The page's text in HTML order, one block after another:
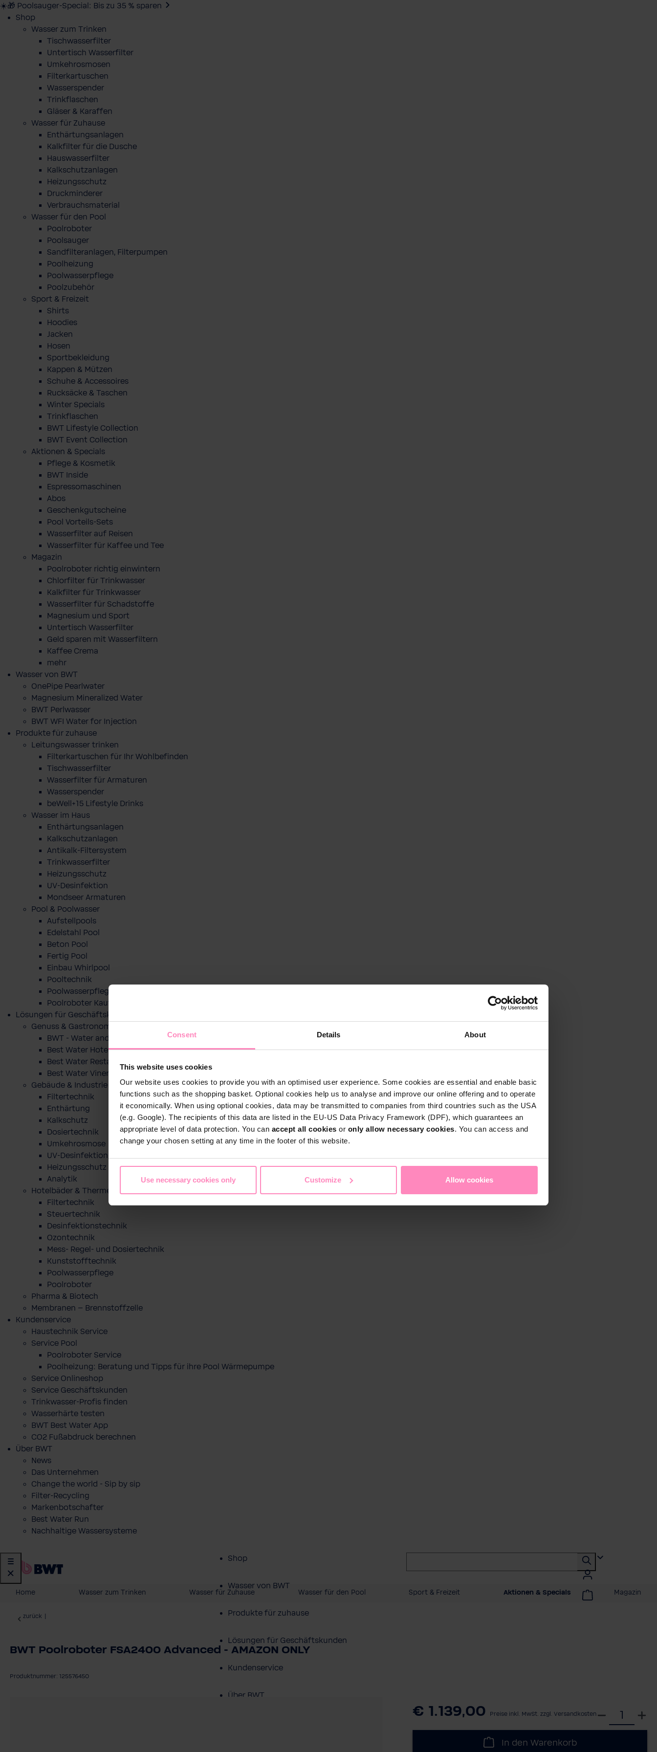
Consent Details About
This website uses cookies
Our website uses cookies to provide you with an optimised user experience. Some cookies are essential and enable basic
functions such as the shopping basket. Optional cookies help us to analyse and improve our online offering and to operate
it economically. When using optional cookies, data may be transmitted to companies from third countries such as the USA
(e.g. Google). The recipients of this data are listed in the EU-US Data Privacy Framework (DPF), which guarantees an
appropriate level of data protection. You can accept all cookies or only allow necessary cookies. You can access and
change your chosen setting at any time in the footer of this website.
Use necessary cookies only Customize Allow cookies
☀️🎁 Poolsauger-Special: Bis zu 35 % sparen
Shop
Wasser zum Trinken
Tischwasserfilter
Untertisch Wasserfilter
Umkehrosmosen
Filterkartuschen
Wasserspender
Trinkflaschen
Gläser & Karaffen
Wasser für Zuhause
Enthärtungsanlagen
Kalkfilter für die Dusche
Hauswasserfilter
Kalkschutzanlagen
Heizungsschutz
Druckminderer
Verbrauchsmaterial
Wasser für den Pool
Poolroboter
Poolsauger
Sandfilteranlagen, Filterpumpen
Poolheizung
Poolwasserpflege
Poolzubehör
Sport & Freizeit
Shirts
Hoodies
Jacken
Hosen
Sportbekleidung
Kappen & Mützen
Schuhe & Accessoires
Rucksäcke & Taschen
Winter Specials
Trinkflaschen
BWT Lifestyle Collection
BWT Event Collection
Aktionen & Specials
Pflege & Kosmetik
BWT Inside
Espressomaschinen
Abos
Geschenkgutscheine
Pool Vorteils-Sets
Wasserfilter auf Reisen
Wasserfilter für Kaffee und Tee
Magazin
Poolroboter richtig einwintern
Chlorfilter für Trinkwasser
Kalkfilter für Trinkwasser
Wasserfilter für Schadstoffe
Magnesium und Sport
Untertisch Wasserfilter
Geld sparen mit Wasserfiltern
Kaffee Crema
mehr
Wasser von BWT
OnePipe Pearlwater
Magnesium Mineralized Water
BWT Perlwasser
BWT WFI Water for Injection
Produkte für zuhause
Leitungswasser trinken
Filterkartuschen für Ihr Wohlbefinden
Tischwasserfilter
Wasserfilter für Armaturen
Wasserspender
beWell+15 Lifestyle Drinks
Wasser im Haus
Enthärtungsanlagen
Kalkschutzanlagen
Antikalk-Filtersystem
Trinkwasserfilter
Heizungsschutz
UV-Desinfektion
Mondseer Armaturen
Pool & Poolwasser
Aufstellpools
Edelstahl Pool
Beton Pool
Fertig Pool
Einbau Whirlpool
Pooltechnik
Poolwasserpflege
Poolroboter Kaufberatung und Tipps
Lösungen für Geschäftskunden
Genuss & Gastronomie
BWT - Water and more
Best Water Hotel
Best Water Restaurant
Best Water Vinery
Gebäude & Industrie
Filtertechnik
Enthärtung
Kalkschutz
Dosiertechnik
Umkehrosmose
UV-Desinfektion
Heizungsschutz
Analytik
Hotelbäder & Thermen
Filtertechnik
Steuertechnik
Desinfektionstechnik
Ozontechnik
Mess- Regel- und Dosiertechnik
Kunststofftechnik
Poolwasserpflege
Poolroboter
Pharma & Biotech
Membranen – Brennstoffzelle
Kundenservice
Haustechnik Service
Service Pool
Poolroboter Service
Poolheizung: Beratung und Tipps für ihre Pool Wärmepumpe
Service Onlineshop
Service Geschäftskunden
Trinkwasser-Profis finden
Wasserhärte testen
BWT Best Water App
CO2 Fußabdruck berechnen
Über BWT
News
Das Unternehmen
Change the world - Sip by sip
Filter-Recycling
Markenbotschafter
Best Water Run
Nachhaltige Wassersysteme
Shop
Wasser von BWT
Produkte für zuhause
Lösungen für Geschäftskunden
Kundenservice
Über BWT
Home Wasser zum Trinken Wasser für Zuhause Wasser für den Pool Sport & Freizeit Aktionen & Specials Magazin
zurück
BWT Poolroboter FSA2400 Advanced - AMAZON ONLY
Produktnummer: 125576450
€ 1.139,00 Preise inkl. MwSt. zzgl. Versandkosten
W
In den Warenkorb